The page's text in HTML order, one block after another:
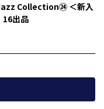
Collection㉔ ＜新入
16出品